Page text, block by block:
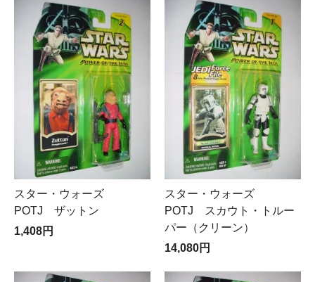
スター・ウォーズ
POTJ ザットン
1,408円
スター・ウォーズ
POTJ スカウト・トルー
パー（クリーン）
14,080円